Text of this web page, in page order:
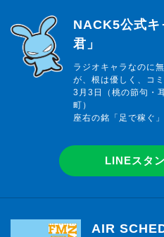
らじっと君
NACK5公式キ
君」
ラジオキャラなのに
が、根は優しく、コ
3月3日（桃の節句・
町）
座右の銘「足で稼ぐ」
LINEスタ
AIR